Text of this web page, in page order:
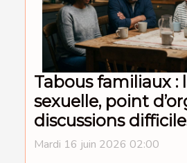
Tabous familiaux :
sexuelle, point
discussions
Mardi 16 juin 2026 02:00